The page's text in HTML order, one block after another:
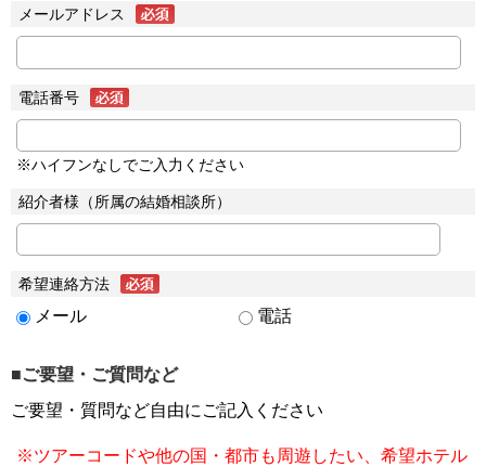
メールアドレス
電話番号
※ハイフンなしでご入力ください
紹介者様（所属の結婚相談所）
希望連絡方法
メール 電話
■ご要望・ご質問など
ご要望・質問など自由にご記入ください
※ツアーコードや他の国・都市も周遊したい、希望ホテル